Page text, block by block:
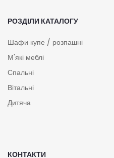
РОЗДІЛИ КАТАЛОГУ
Шафи купе / розпашні
М'які меблі
Спальні
Вітальні
Дитяча
КОНТАКТИ